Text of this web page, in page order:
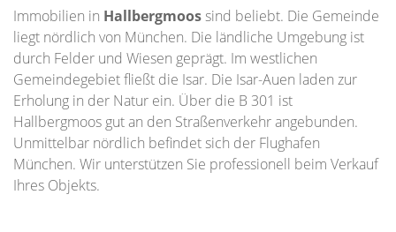
Immobilien in Hallbergmoossind beliebt. Die Gemeinde
liegt nördlich von München. Die ländliche Umgebung ist
durch Felder und Wiesen geprägt. Im westlichen
Gemeindegebiet fließt die Isar. Die Isar-Auen laden zur
Erholung in der Natur ein. Über die B 301 ist
Hallbergmoos gut an den Straßenverkehr angebunden.
Unmittelbar nördlich befindet sich der Flughafen
München. Wir unterstützen Sie professionell beim Verkauf
Ihres Objekts.